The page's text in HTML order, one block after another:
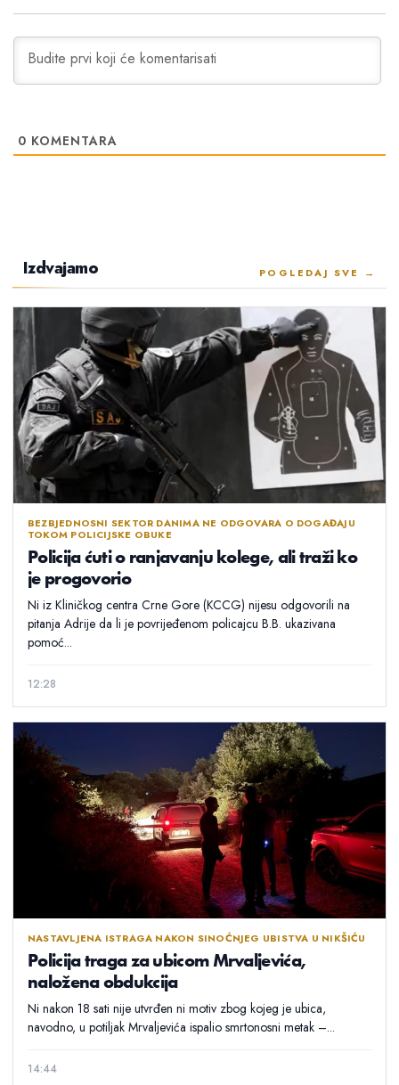
0 KOMENTARA
Izdvajamo POGLEDAJ SVE →
BEZBJEDNOSNI SEKTOR DANIMA NE ODGOVARA O DOGAĐAJU
TOKOM POLICIJSKE OBUKE
Policija ćuti o ranjavanju kolege, ali traži ko
je progovorio
Ni iz Kliničkog centra Crne Gore (KCCG) nijesu odgovorili na
pitanja Adrije da li je povrijeđenom policajcu B.B. ukazivana
pomoć...
12:28
NASTAVLJENA ISTRAGA NAKON SINOĆNJEG UBISTVA U NIKŠIĆU
Policija traga za ubicom Mrvaljevića,
naložena obdukcija
Ni nakon 18 sati nije utvrđen ni motiv zbog kojeg je ubica,
navodno, u potiljak Mrvaljevića ispalio smrtonosni metak –...
14:44